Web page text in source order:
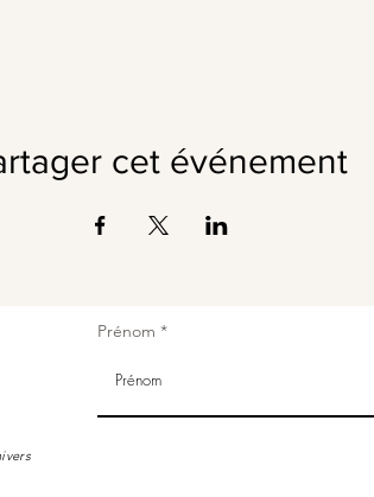
cet événement
Prénom